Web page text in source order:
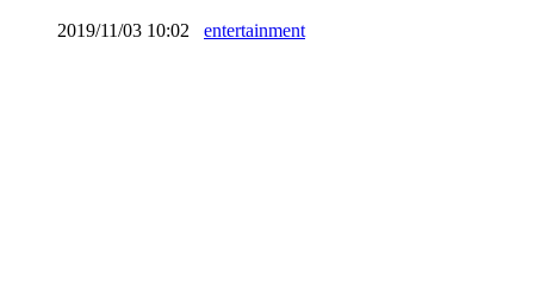
2019/11/03 10:02 entertainment